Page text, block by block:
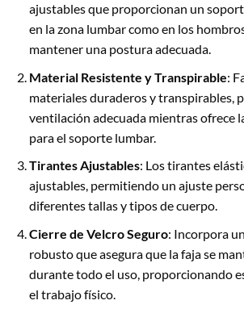
ajustables que proporcionan un
en la zona lumbar como en los
mantener una postura adecuada.
Material Resistente y Transpirable:
materiales duraderos y transpirables,
ventilación adecuada mientras ofrece
para el soporte lumbar.
Tirantes Ajustables: Los tirantes
ajustables, permitiendo un ajuste
diferentes tallas y tipos de cuerpo.
Cierre de Velcro Seguro: Incorpora
robusto que asegura que la faja se
durante todo el uso, proporcionando
el trabajo físico.